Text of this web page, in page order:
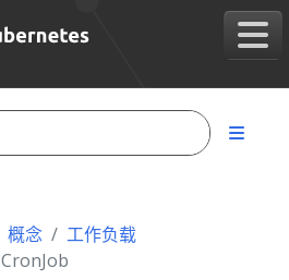
概念
工作负载
CronJob